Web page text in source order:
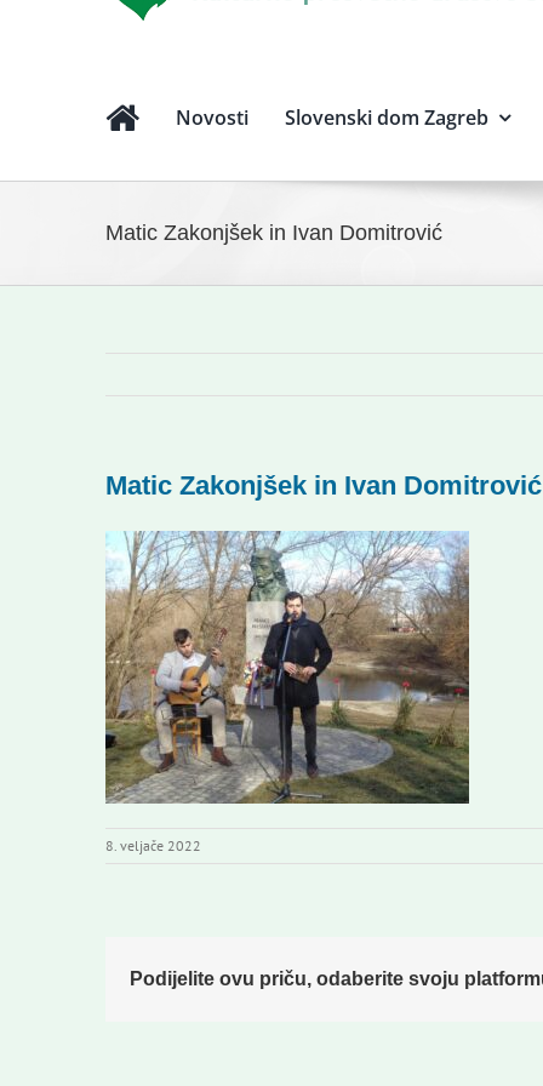
Novosti Slovenski dom Zagreb
Matic Zakonjšek in Ivan Domitrović
Matic Zakonjšek in Ivan Domitrović
8. veljače 2022
Podijelite ovu priču, odaberite svoju